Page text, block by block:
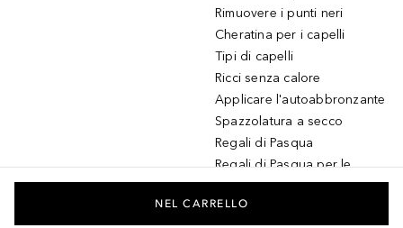
Rimuovere i punti neri
Cheratina per i capelli
Tipi di capelli
Ricci senza calore
Applicare l'autoabbronzante
Spazzolatura a secco
Regali di Pasqua
Regali di Pasqua per le
donne
Regali di Pasqua per gli
NEL CARRELLO